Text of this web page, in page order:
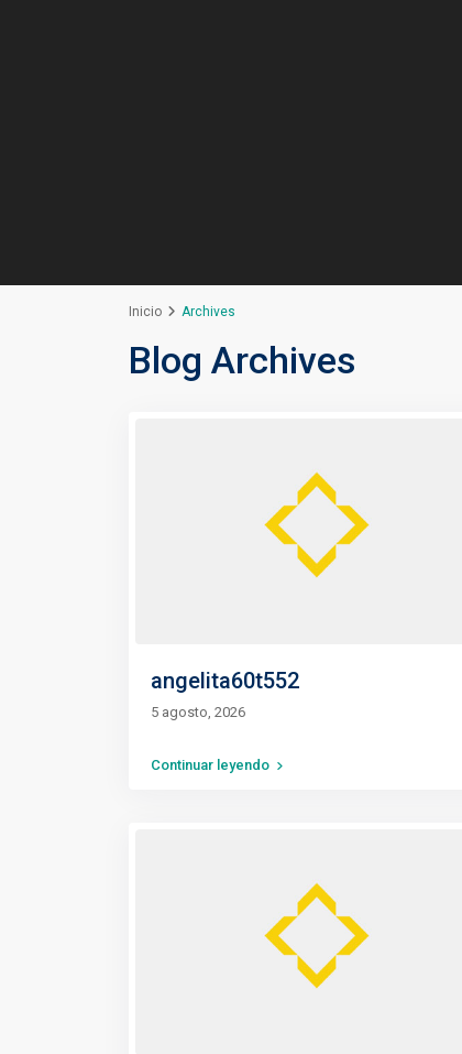
Inicio Archives
Blog Archives
angelita60t552
5 agosto, 2026
Continuar leyendo